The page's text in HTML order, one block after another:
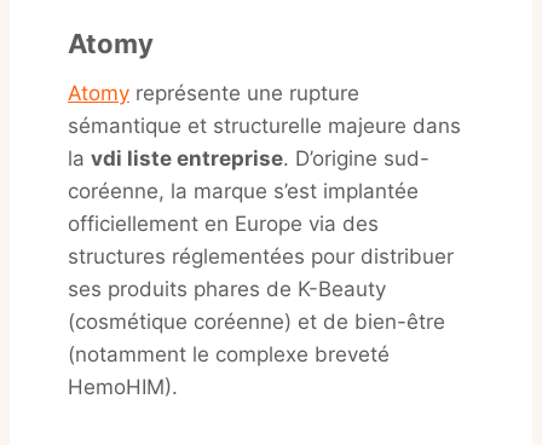
Atomy
Atomy représente une rupture
sémantique et structurelle majeure dans
la vdi liste entreprise. D’origine sud-
coréenne, la marque s’est implantée
officiellement en Europe via des
structures réglementées pour distribuer
ses produits phares de K-Beauty
(cosmétique coréenne) et de bien-être
(notamment le complexe breveté
HemoHIM).